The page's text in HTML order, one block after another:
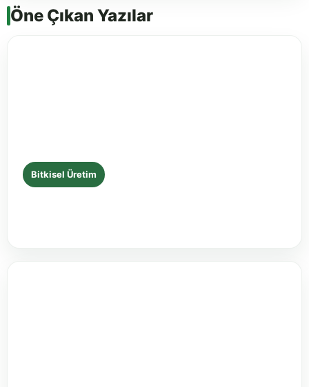
Öne Çıkan Yazılar
Bitkisel Üretim